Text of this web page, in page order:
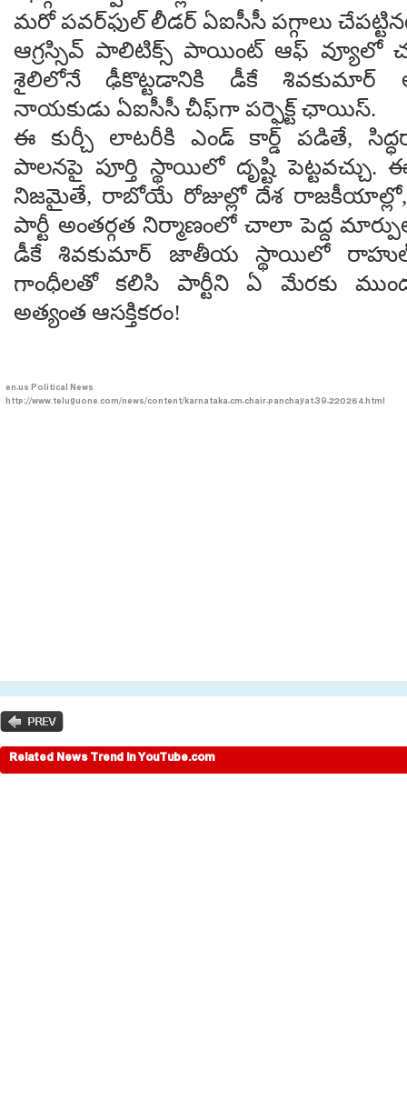
మరో పవర్‌ఫుల్ లీడర్ ఏఐసీసీ పగ్గాలు
ఆగ్ర‌స్సివ్ పాలిటిక్స్ పాయింట్ ఆఫ్ వ్యూలో
శైలిలోనే ఢీకొట్టడానికి డీకే శివకుమార్
నాయకుడు ఏఐసీసీ చీఫ్‌గా పర్ఫెక్ట్ ఛాయిస్.
ఈ కుర్చీ లాటరీకి ఎండ్ కార్డ్ పడితే,
పాలనపై పూర్తి స్థాయిలో దృష్టి పెట్టవచ్చు.
నిజమైతే, రాబోయే రోజుల్లో దేశ రాజకీయాల్లో,
పార్టీ అంతర్గత నిర్మాణంలో చాలా పెద్ద
డీకే శివకుమార్ జాతీయ స్థాయిలో
గాంధీలతో కలిసి పార్టీని ఏ మేరకు
అత్యంత ఆసక్తికరం!
en-usPolitical News
http://www.teluguone.com/news/content/karnataka-cm-chair-panchayat-39-220264.html